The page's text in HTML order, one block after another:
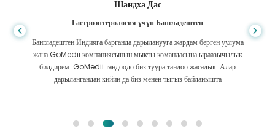
Шандха Дас
Гастроэнтерология үчүн Бангладештен
Бангладештен Индияга барганда дарыланууга жардам берген уулума
жана GoMedii компаниясынын мыкты командасына ыраазычылык
билдирем. GoMedii тандоодо биз туура тандоо жасадык. Алар
дарылангандан кийин да биз менен тыгыз байланышта